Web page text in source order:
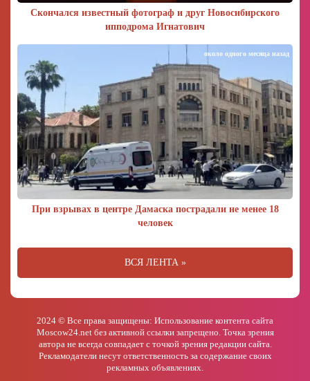
Скончался известный фотограф и друг Новосибирского
ипподрома Игнатович
При взрывах в центре Дамаска пострадали не менее 18
человек
около одного месяца назад
ВСЯ ЛЕНТА »
2024 © Все права защищены: Использование контента сайта
Moscow24.net без активной ссылки запрещено. Точка зрения
автора не всегда совпадает с точкой зрения редакции сайта.
Рекламодатели несут ответственность за содержание своих
рекламных объявлениях.